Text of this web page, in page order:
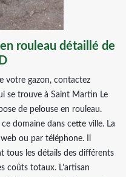
rouleau détaillé de
votre gazon, contactez
se trouve à Saint Martin Le
de pelouse en rouleau.
domaine dans cette ville. La
ou par téléphone. Il
tous les détails des différents
coûts totaux. L’artisan